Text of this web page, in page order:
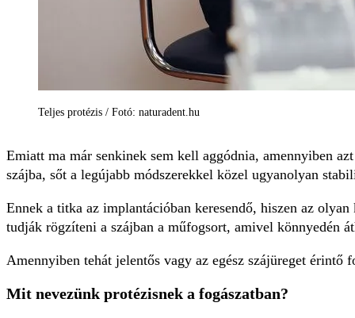
Teljes protézis / Fotó: naturadent.hu
Emiatt ma már senkinek sem kell aggódnia, amennyiben
szájba, sőt a legújabb módszerekkel közel ugyanolyan
Ennek a titka az implantációban keresendő, hiszen az
tudják rögzíteni a szájban a műfogsort, amivel könnyedén
Amennyiben tehát jelentős vagy az egész szájüreget
Mit nevezünk protézisnek a fogászatban?